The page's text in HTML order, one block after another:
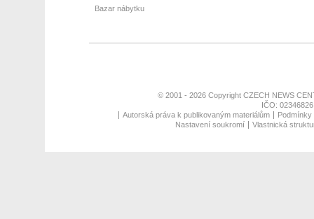
Bazar nábytku
© 2001 - 2026 Copyright CZECH NEWS
IČO:
Autorská práva k publikovaným materiálům
Nastavení soukromí
Vlastnická